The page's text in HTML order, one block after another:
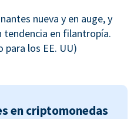
nueva y en auge, y
en filantropía.
para los EE. UU)
en criptomonedas